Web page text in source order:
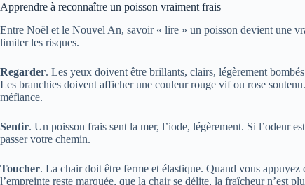
Apprendre à reconnaître un poisson vraiment frais
Entre Noël et le Nouvel An, savoir « lire » un poisson devient une
limiter les risques.
Regarder. Les yeux doivent être brillants, clairs, légèrement
Les branchies doivent afficher une couleur rouge vif ou rose
méfiance.
Sentir. Un poisson frais sent la mer, l’iode, légèrement. Si l’odeur
passer votre chemin.
Toucher. La chair doit être ferme et élastique. Quand vous
l’empreinte reste marquée, que la chair se délite, la fraîcheur n’est